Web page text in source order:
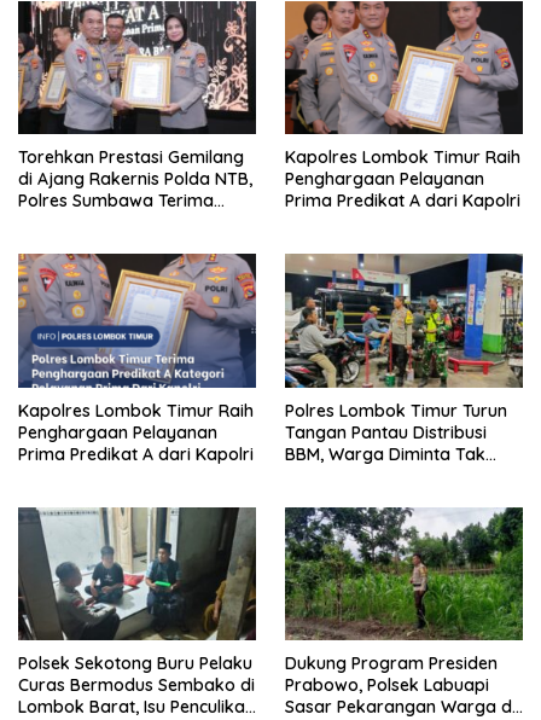
Torehkan Prestasi Gemilang
di Ajang Rakernis Polda NTB,
Polres Sumbawa Terima
Kapolres Lombok Timur Raih
Penghargaan Pelayanan
Prima Predikat A dari Kapolri
Kapolres Lombok Timur Raih
Penghargaan Pelayanan
Prima Predikat A dari Kapolri
Polres Lombok Timur Turun
Tangan Pantau Distribusi
BBM, Warga Diminta Tak
Polsek Sekotong Buru Pelaku
Curas Bermodus Sembako di
Lombok Barat, Isu Penculikan
Dukung Program Presiden
Prabowo, Polsek Labuapi
Sasar Pekarangan Warga di